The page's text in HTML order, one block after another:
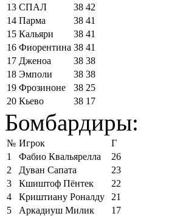
13 СПАЛ 38 42
14 Парма 38 41
15 Кальяри 38 41
16 Фиорентина 38 41
17 Дженоа 38 38
18 Эмполи 38 38
19 Фрозиноне 38 25
20 Кьево 38 17
Бомбардиры:
№ Игрок
Г
1
Фабио Квальярелла
26
2
Дуван Сапата
23
3
Кшиштоф Пёнтек
22
4
Криштиану Роналду
21
5
Аркадиуш Милик
17